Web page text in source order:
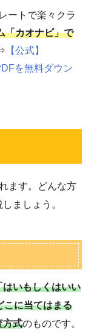
ートで楽々クラ
「カオナビ」で
【公式】
を無料ダウン
ます。どんな方
ましょう。
いもしくはいい
こに当てはまる
方式のものです。